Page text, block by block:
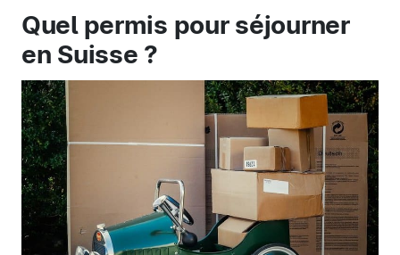
Quel permis pour séjourner
en Suisse ?